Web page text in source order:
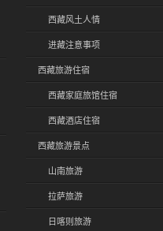
西藏风土人情
进藏注意事项
西藏旅游住宿
西藏家庭旅馆住宿
西藏酒店住宿
西藏旅游景点
山南旅游
拉萨旅游
日喀则旅游